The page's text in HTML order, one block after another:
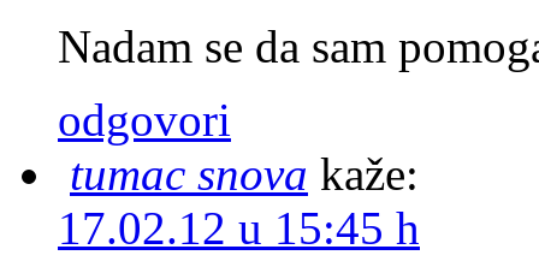
Nadam se da sam
odgovori
tumac snova kaže:
17.02.12 u 15:45 h